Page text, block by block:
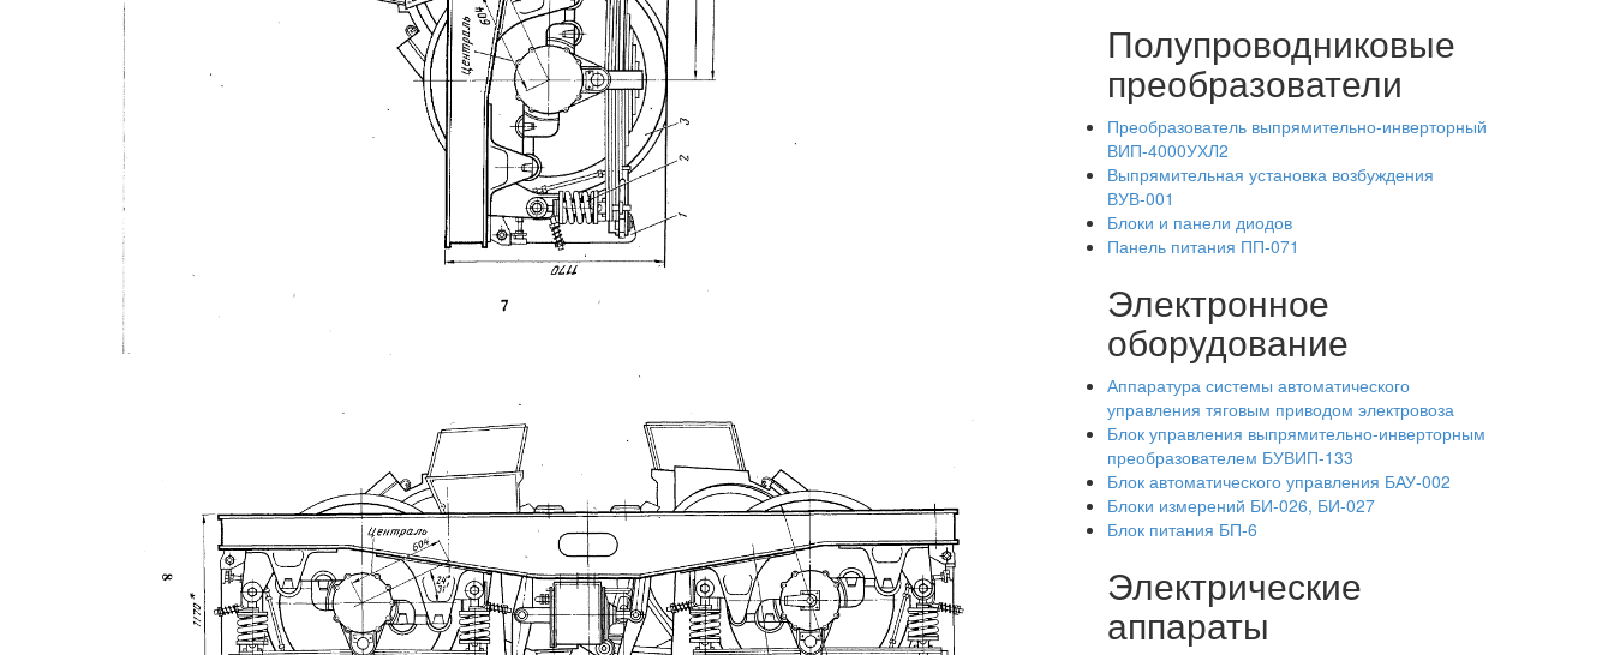
Полупроводниковые
преобразователи
Преобразователь выпрямительно-инверторный
ВИП-4000УХЛ2
Выпрямительная установка возбуждения
ВУВ-001
Блоки и панели диодов
Панель питания ПП-071
Электронное
оборудование
Аппаратура системы автоматического
управления тяговым приводом электровоза
Блок управления выпрямительно-инверторным
преобразователем БУВИП-133
Блок автоматического управления БАУ-002
Блоки измерений БИ-026, БИ-027
Блок питания БП-6
Электрические
аппараты